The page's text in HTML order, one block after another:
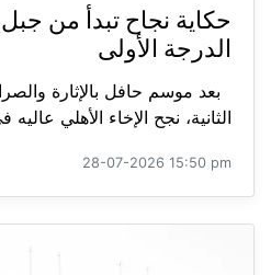
حكاية نجاح تبدأ من
الدرجة الأولى
بعد موسم حافل بالإثارة
الثانية، نجح الإخاء الأهلي
28-07-2026 15:50 pm